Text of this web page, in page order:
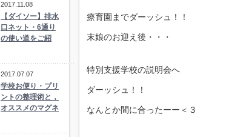
療育園までダーッシュ！！
末娘のお迎え後・・・
特別支援学校の説明会へ
ダーッシュ！！
なんとか間に合ったーー＜３
2017.11.08
【ダイソー】排水
口ネット・6通り
の使い道をご紹
2017.07.07
学校お便り・プリ
ントの整理術と，
オススメのマグネ